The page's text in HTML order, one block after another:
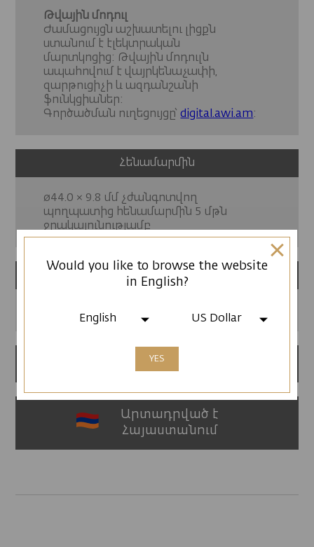
Թվային մոդուլ
Ժամացույցն աշխատելու լիցքն
ստանում է էլեկտրական
մարտկոցից: Թվային մոդուլն
ապահովում է վայրկենաչափի,
զարթուցիչի և ազդանշանի
ֆունկցիաներ:
Գործածման ուղեցույցը՝digital.awi.am:
Հենամարմին
ø44.0 × 9.8 մմ չժանգոտվող
պողպատից հենամարմին 5 մթն
ջրակայունությամբ
Գոտի
Սիլիկոնե գոտի
12 ամսվա երաշխիք
Արտադրված է
Հայաստանում
Would you like to browse the website
in English?
English US Dollar
YES